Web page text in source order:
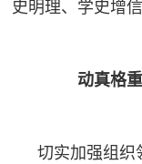
史明理、学史增
动真格
切实加强组织